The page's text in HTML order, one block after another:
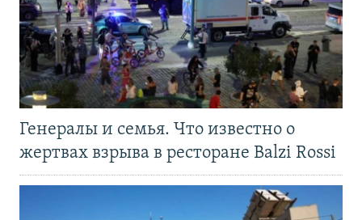
Генералы и семья. Что известно о
жертвах взрыва в ресторане Balzi Rossi